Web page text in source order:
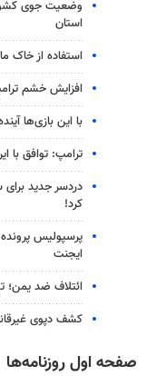
استان
استفاده از خاک
افزایش خشم
با این بازی‌ها
ترامپ: توافق با
دردسر جدید برای
کرد!
پرسپولیس
ایجنت
ائتلاف ضد یمن؛
کشف دپوی
صفحه اول روزنامه‌ها